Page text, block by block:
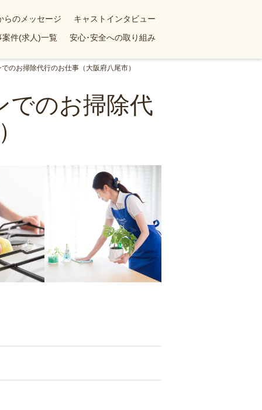
らのメッセージ
キャストインタビュー
案件(求人)一覧 安心･安全への取り組み
のお掃除代行のお仕事（大阪府八尾市）
でのお掃除代